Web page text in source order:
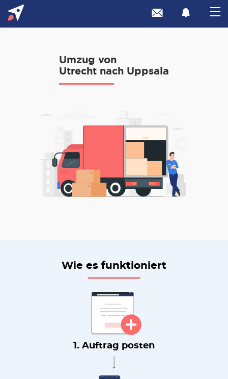
Umzug von
Utrecht nach Uppsala
Wie es funktioniert
1. Auftrag posten